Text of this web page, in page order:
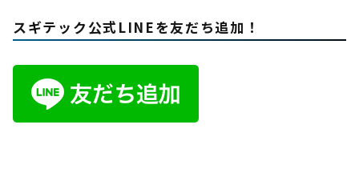
スギテック公式LINEを友だち追加！